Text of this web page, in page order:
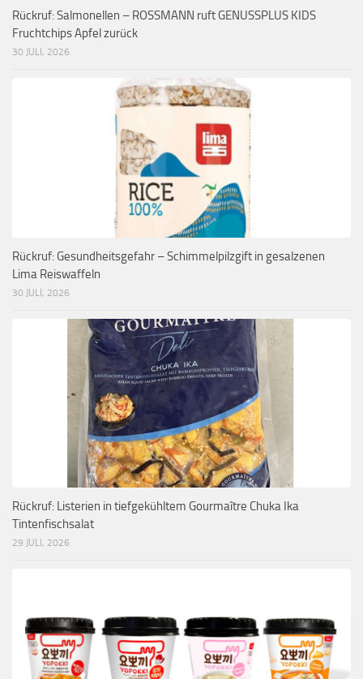
Rückruf: Salmonellen – ROSSMANN ruft GENUSSPLUS KIDS
Fruchtchips Apfel zurück
30 JULI, 2026
Rückruf: Gesundheitsgefahr – Schimmelpilzgift in gesalzenen
Lima Reiswaffeln
30 JULI, 2026
Rückruf: Listerien in tiefgekühltem Gourmaître Chuka Ika
Tintenfischsalat
29 JULI, 2026